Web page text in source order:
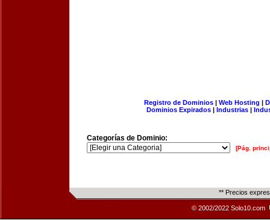
Registro de Dominios| Web Hosting |
Dominios Expirados | Industrias |
Categorías de Dominio:
[Pág.
** Precios
© 2002/2022 Solo10.com